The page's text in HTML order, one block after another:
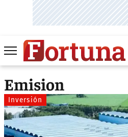
Emision
Inversión